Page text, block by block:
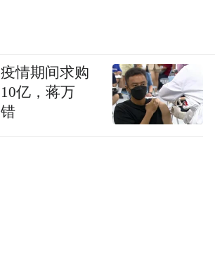
情期间求购
亿，蒋万